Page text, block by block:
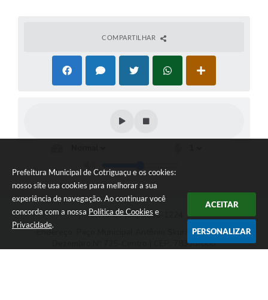
Prefeitura Municipal de Cotriguaçu e os cookies:
nosso site usa cookies para melhorar a sua
experiência de navegação. Ao continuar você
concorda com a nossa Política de Cookies e
Privacidade.
ACEITAR
PERSONALIZAR
COMPARTILHAR
Telefone: (66) 3555-1224
Endereço: Paço Municipal Antônio Skura - Av 20 de
Dezembro,Nº 725-Centro | CEP: 78330-000